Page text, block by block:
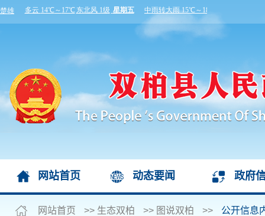
网站首页 动态要闻 政府
网站首页 >> 生态双柏 >> 图说双柏 >> 公开信息